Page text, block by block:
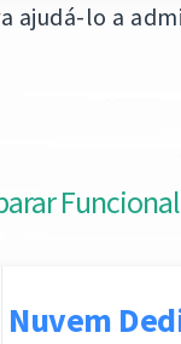
ajudá-lo a
Nuvem